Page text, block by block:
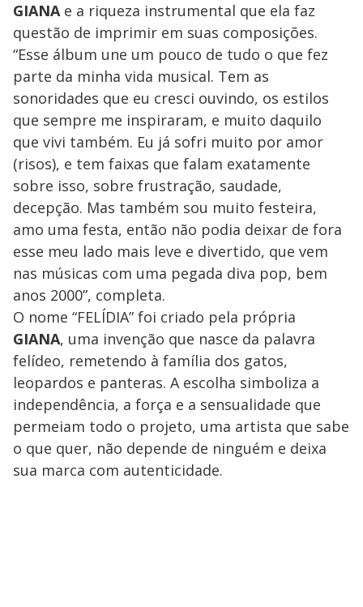
GIANA e a riqueza instrumental que ela faz
questão de imprimir em suas composições.
“Esse álbum une um pouco de tudo o que fez
parte da minha vida musical. Tem as
sonoridades que eu cresci ouvindo, os estilos
que sempre me inspiraram, e muito daquilo
que vivi também. Eu já sofri muito por amor
(risos), e tem faixas que falam exatamente
sobre isso, sobre frustração, saudade,
decepção. Mas também sou muito festeira,
amo uma festa, então não podia deixar de fora
esse meu lado mais leve e divertido, que vem
nas músicas com uma pegada diva pop, bem
anos 2000”, completa.
O nome “FELÍDIA” foi criado pela própria
GIANA, uma invenção que nasce da palavra
felídeo, remetendo à família dos gatos,
leopardos e panteras. A escolha simboliza a
independência, a força e a sensualidade que
permeiam todo o projeto, uma artista que sabe
o que quer, não depende de ninguém e deixa
sua marca com autenticidade.